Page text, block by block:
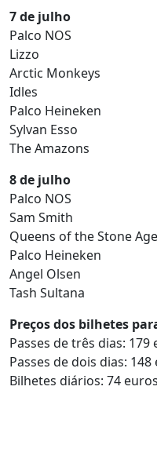
7 de julho
Palco NOS
Lizzo
Arctic Monkeys
Idles
Palco Heineken
Sylvan Esso
The Amazons
8 de julho
Palco NOS
Sam Smith
Queens of the Stone Age
Palco Heineken
Angel Olsen
Tash Sultana
Preços dos bilhetes
Passes de três dias: 179
Passes de dois dias: 148
Bilhetes diários: 74 euros